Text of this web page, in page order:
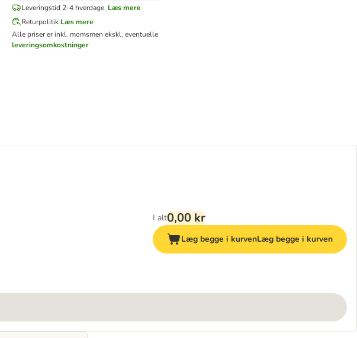
Leveringstid 2-4 hverdage. Læs mere
Returpolitik Læs mere
Alle priser er inkl. momsmen ekskl. eventuelle
leveringsomkostninger
I alt0,00 kr
Læg begge i kurvenLæg begge i kurven